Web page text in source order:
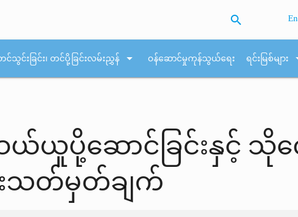
search
င်သွင်းခြင်း၊ တင်ပို့ခြင်းလမ်းညွှန် arrow_drop_down ဝန်ဆောင်မှုကုန်သွယ်ရေး ရင်းမြစ်များ
ယူပို့ဆောင်ခြင်းနှင့် သို
ဉ်းသတ်မှတ်ချက်